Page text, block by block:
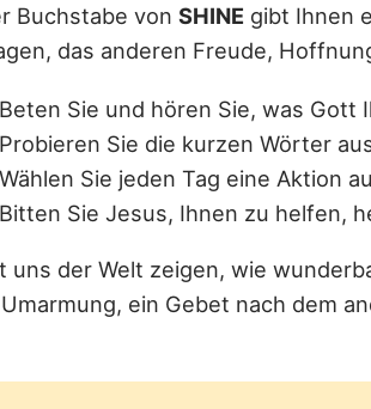
Buchstabe von SHINE gibt Ihnen
das anderen Freude,
Beten Sie und hören Sie, was Gott
Probieren Sie die kurzen Wörter
Wählen Sie jeden Tag eine Aktion
Bitten Sie Jesus, Ihnen zu helfen,
uns der Welt zeigen, wie
ein Gebet nach dem